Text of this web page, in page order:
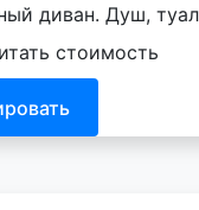
диван. Душ,
стоимость